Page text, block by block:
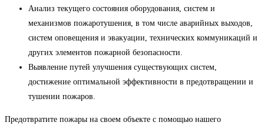
Анализ текущего состояния оборудования, систем и
механизмов пожаротушения, в том числе аварийных выходов,
систем оповещения и эвакуации, технических коммуникаций и
других элементов пожарной безопасности.
Выявление путей улучшения существующих систем,
достижение оптимальной эффективности в предотвращении и
тушении пожаров.
Предотвратите пожары на своем объекте с помощью нашего